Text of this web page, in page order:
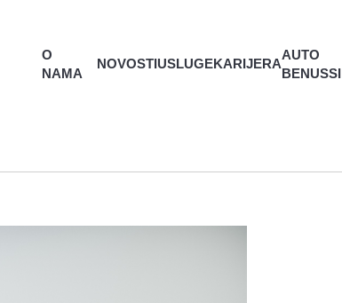
O
NAMA
NOVOSTIUSLUGEKARIJERA
AUTO
BENUSSI